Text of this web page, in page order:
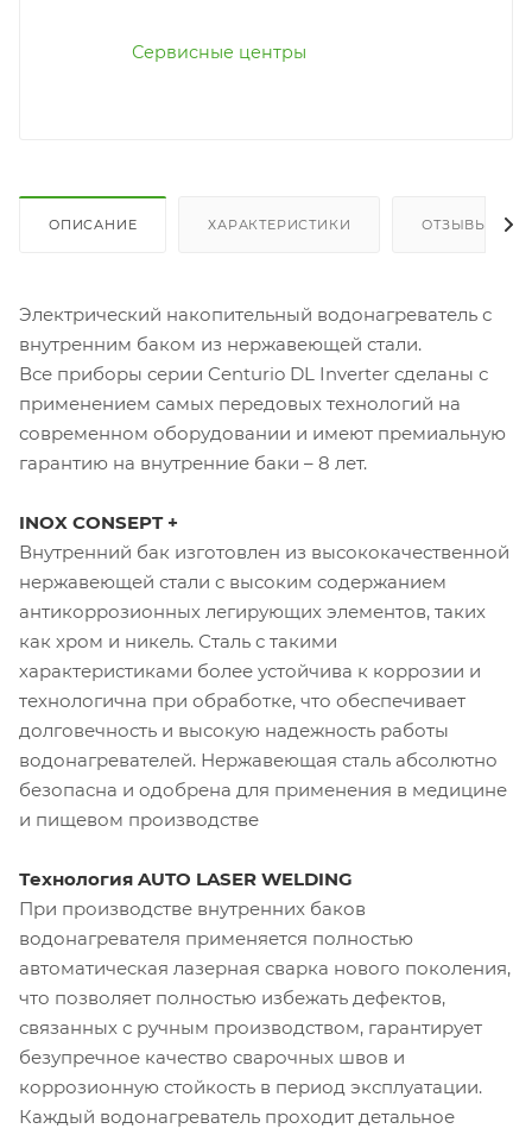
Сервисные центры
ОПИСАНИЕ ХАРАКТЕРИСТИКИ ОТЗЫВЫ
Электрический накопительный водонагреватель с
внутренним баком из нержавеющей стали.
Все приборы серии Centurio DL Inverter сделаны с
применением самых передовых технологий на
современном оборудовании и имеют премиальную
гарантию на внутренние баки – 8 лет.
INOX CONSEPT +
Внутренний бак изготовлен из высококачественной
нержавеющей стали с высоким содержанием
антикоррозионных легирующих элементов, таких
как хром и никель. Сталь с такими
характеристиками более устойчива к коррозии и
технологична при обработке, что обеспечивает
долговечность и высокую надежность работы
водонагревателей. Нержавеющая сталь абсолютно
безопасна и одобрена для применения в медицине
и пищевом производстве
Технология AUTO LASER WELDING
При производстве внутренних баков
водонагревателя применяется полностью
автоматическая лазерная сварка нового поколения,
что позволяет полностью избежать дефектов,
связанных с ручным производством, гарантирует
безупречное качество сварочных швов и
коррозионную стойкость в период эксплуатации.
Каждый водонагреватель проходит детальное